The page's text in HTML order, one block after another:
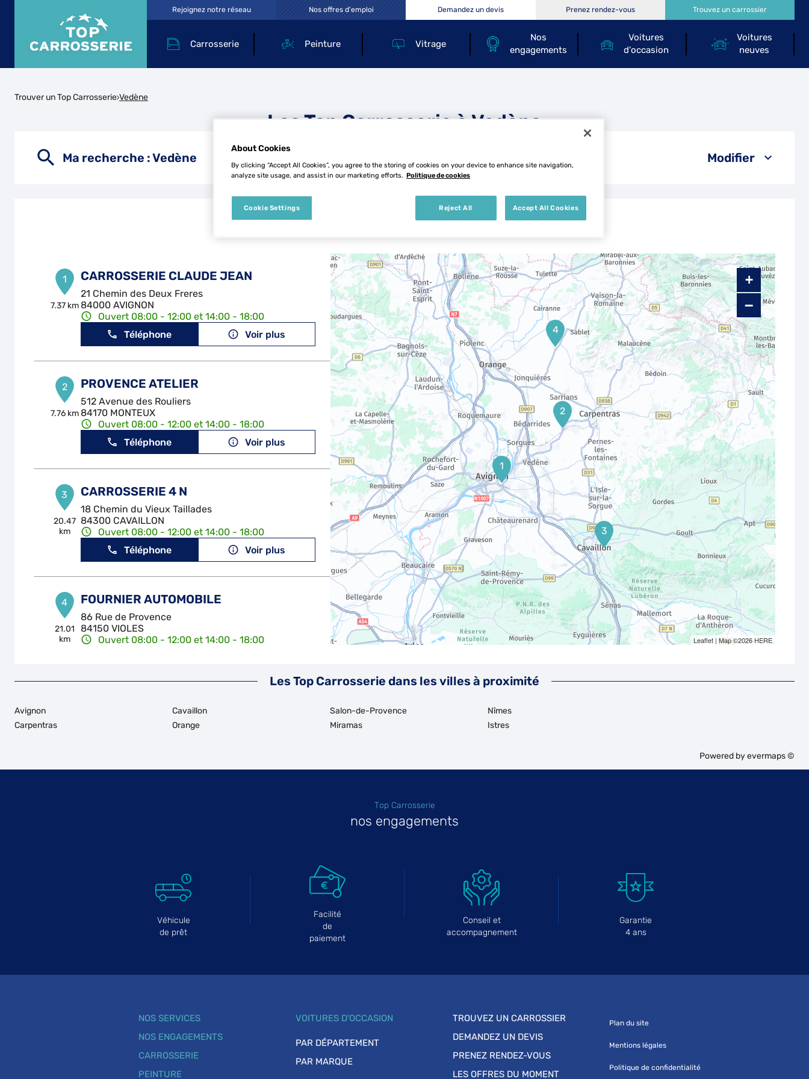
Carrosserie Peinture Vitrage
Nos
engagements
Voitures
d'occasion
Voitures
neuves
Rejoignez notre réseau Nos offres d'emploi Demandez un devis Prenez rendez-vous Trouvez un carrossier
Trouver un Top Carrosserie Vedène
Les Top Carrosserie à Vedène
Ma recherche :Vedène Modifier
1
7.37 km
CARROSSERIE CLAUDE JEAN
21 Chemin des Deux Freres
84000 AVIGNON
Ouvert 08:00 - 12:00 et 14:00 - 18:00
Téléphone
Voir plus
2
7.76 km
PROVENCE ATELIER
512 Avenue des Rouliers
84170 MONTEUX
Ouvert 08:00 - 12:00 et 14:00 - 18:00
Téléphone
Voir plus
3
20.47
km
CARROSSERIE 4 N
18 Chemin du Vieux Taillades
84300 CAVAILLON
Ouvert 08:00 - 12:00 et 14:00 - 18:00
Téléphone
Voir plus
4
21.01
km
FOURNIER AUTOMOBILE
86 Rue de Provence
84150 VIOLES
Ouvert 08:00 - 12:00 et 14:00 - 18:00
4
3
2
1
+
−
Leaflet| Map ©2026HERE
Les Top Carrosserie dans les villes à proximité
Avignon
Carpentras
Cavaillon
Orange
Salon-de-Provence
Miramas
Nîmes
Istres
Powered byevermaps ©
Top Carrosserie
nos engagements
Véhicule
de prêt
Facilité
de
paiement
Conseil et
accompagnement
Garantie
4 ans
NOS SERVICES
NOS ENGAGEMENTS
CARROSSERIE
PEINTURE
VOITURES D'OCCASION
PAR DÉPARTEMENT
PAR MARQUE
TROUVEZ UN CARROSSIER
DEMANDEZ UN DEVIS
PRENEZ RENDEZ-VOUS
LES OFFRES DU MOMENT
Plan du site
Mentions légales
Politique de confidentialité
About Cookies
By clicking “Accept All Cookies”, you agree to the storing of cookies on your device to enhance site navigation,
analyze site usage, and assist in our marketing efforts. Politique de cookies
Reject All Accept All Cookies
Cookie Settings